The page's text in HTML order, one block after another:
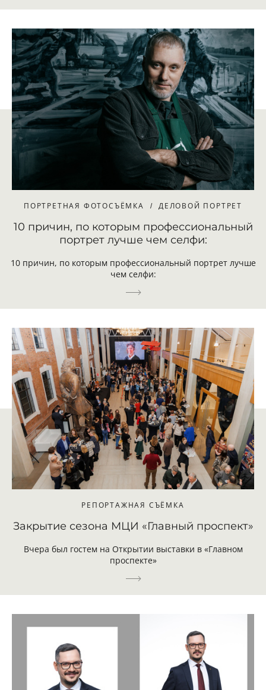
ПОРТРЕТНАЯ ФОТОСЪЁМКА ДЕЛОВОЙ ПОРТРЕТ
10 причин, по которым профессиональный
портрет лучше чем селфи:
10 причин, по которым профессиональный портрет лучше
чем селфи:
РЕПОРТАЖНАЯ СЪЁМКА
Закрытие сезона МЦИ «Главный проспект»
Вчера был гостем на Открытии выставки в «Главном
проспекте»